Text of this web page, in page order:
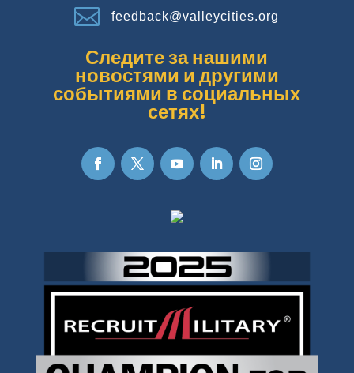
 feedback@valleycities.org
Следите за нашими
новостями и другими
событиями в социальных
сетях!